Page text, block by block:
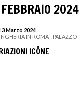
2024
3 Marzo 2024
IN ROMA - PALAZZO
ICÔNE